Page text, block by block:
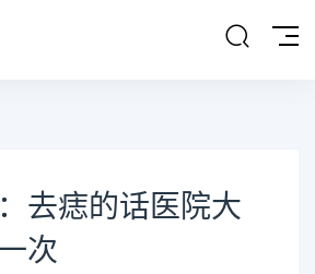
去痣的话医院大
次